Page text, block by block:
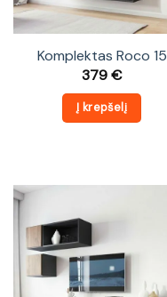
Komplektas Roco 15
379€
Į krepšelį